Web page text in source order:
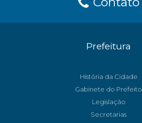
Prefeitura
História da Cidade
Gabinete do Prefeito
Legislação
Secretarias